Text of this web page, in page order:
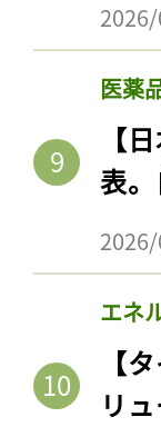
医薬
【
表
エネ
【
リ